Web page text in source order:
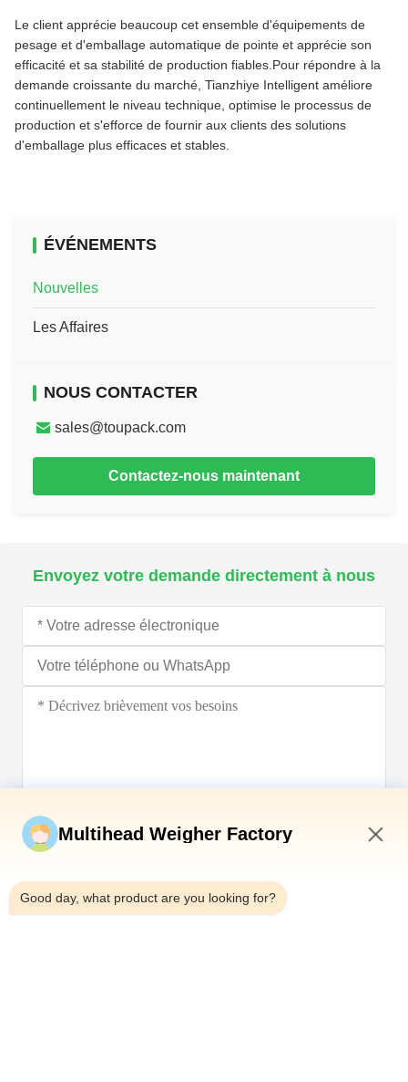
Le client apprécie beaucoup cet ensemble d'équipements de
pesage et d'emballage automatique de pointe et apprécie son
efficacité et sa stabilité de production fiables.Pour répondre à la
demande croissante du marché, Tianzhiye Intelligent améliore
continuellement le niveau technique, optimise le processus de
production et s'efforce de fournir aux clients des solutions
d'emballage plus efficaces et stables.
ÉVÉNEMENTS
Nouvelles
Les Affaires
NOUS CONTACTER
sales@toupack.com
Contactez-nous maintenant
Envoyez votre demande directement à nous
Multihead Weigher Factory
Good day, what product are you looking for?